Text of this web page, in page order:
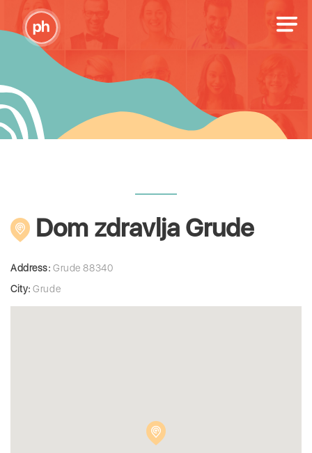
Dom zdravlja Grude
Address: Grude 88340
City: Grude